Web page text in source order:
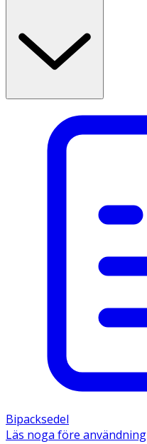
Bipacksedel
Läs noga före användning